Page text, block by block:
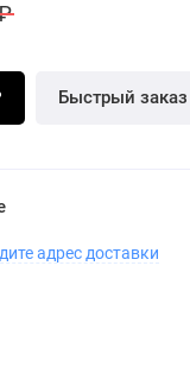
Быстрый заказ
адрес доставки